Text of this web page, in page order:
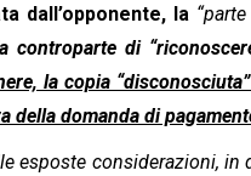
dall’opponente, la “parte
controparte di
la copia
della domanda di
esposte considerazioni,